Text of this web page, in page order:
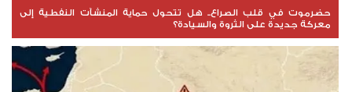
حضرموت في قلب الصراع.. هل تتحول حماية المنشآت النفطية إلى
معركة جديدة على الثروة والسيادة؟